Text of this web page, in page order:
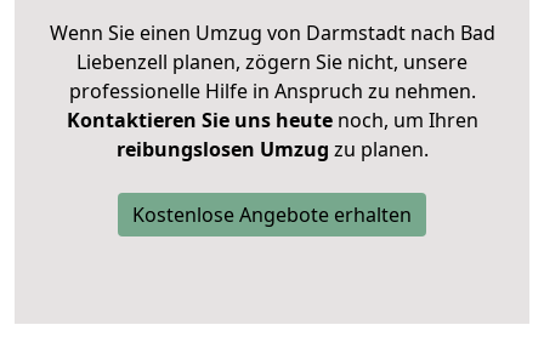
Wenn Sie einen Umzug von Darmstadt nach Bad
Liebenzell planen, zögern Sie nicht, unsere
professionelle Hilfe in Anspruch zu nehmen.
Kontaktieren Sie uns heutenoch, um Ihren
reibungslosen Umzug zu planen.
Kostenlose Angebote erhalten